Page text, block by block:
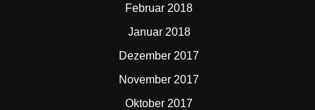
Februar 2018
Januar 2018
Dezember 2017
November 2017
Oktober 2017